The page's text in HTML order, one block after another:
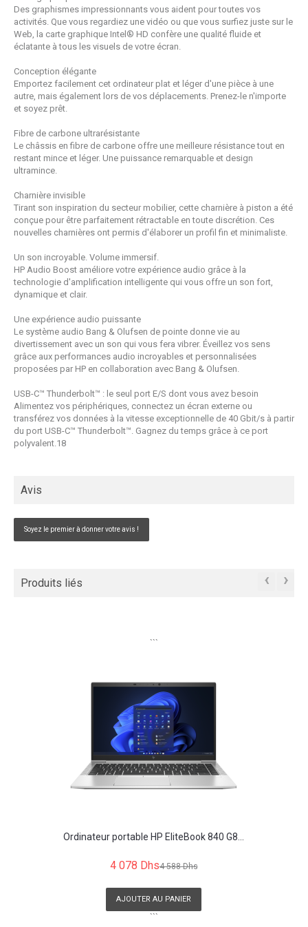
Des graphismes impressionnants vous aident pour toutes vos
activités. Que vous regardiez une vidéo ou que vous surfiez juste sur le
Web, la carte graphique Intel® HD confère une qualité fluide et
éclatante à tous les visuels de votre écran.
Conception élégante
Emportez facilement cet ordinateur plat et léger d'une pièce à une
autre, mais également lors de vos déplacements. Prenez-le n'importe
et soyez prêt.
Fibre de carbone ultrarésistante
Le châssis en fibre de carbone offre une meilleure résistance tout en
restant mince et léger. Une puissance remarquable et design
ultramince.
Charnière invisible
Tirant son inspiration du secteur mobilier, cette charnière à piston a été
conçue pour être parfaitement rétractable en toute discrétion. Ces
nouvelles charnières ont permis d'élaborer un profil fin et minimaliste.
Un son incroyable. Volume immersif.
HP Audio Boost améliore votre expérience audio grâce à la
technologie d'amplification intelligente qui vous offre un son fort,
dynamique et clair.
Une expérience audio puissante
Le système audio Bang & Olufsen de pointe donne vie au
divertissement avec un son qui vous fera vibrer. Éveillez vos sens
grâce aux performances audio incroyables et personnalisées
proposées par HP en collaboration avec Bang & Olufsen.
USB-C™ Thunderbolt™ : le seul port E/S dont vous avez besoin
Alimentez vos périphériques, connectez un écran externe ou
transférez vos données à la vitesse exceptionnelle de 40 Gbit/s à partir
du port USB-C™ Thunderbolt™. Gagnez du temps grâce à ce port
polyvalent. 18
Avis
Soyez le premier à donner votre avis !
Produits liés ‹ ›
```
Ordinateur portable HP EliteBook 840 G8...
4 078 Dhs4 588 Dhs
AJOUTER AU PANIER
```